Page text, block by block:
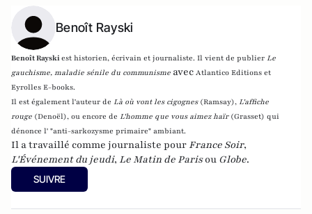
Benoît Rayski
Benoît Rayskiest historien, écrivain et journaliste. Il vient de publier Le
gauchisme, maladie sénile du communisme avec Atlantico Editions et
Eyrolles E-books.
Il est également l'auteur de Là où vont les cigognes (Ramsay), L'affiche
rouge (Denoël), ou encore de L'homme que vous aimez haïr (Grasset) qui
dénonce l' "anti-sarkozysme primaire" ambiant.
Il a travaillé comme journaliste pour France Soir,
L'Événement du jeudi, Le Matin de Parisou Globe.
SUIVRE